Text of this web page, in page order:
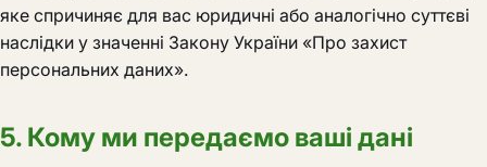
яке спричиняє для вас юридичні або аналогічно суттєві
наслідки у значенні Закону України «Про захист
персональних даних».
5. Кому ми передаємо ваші дані